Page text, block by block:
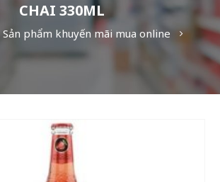
CHAI 330ML
Sản phẩm khuyến mãi mua online